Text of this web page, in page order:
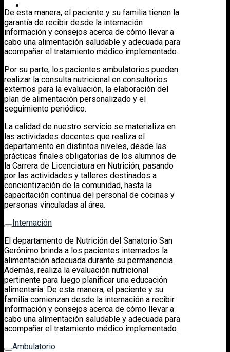
De esta manera, el paciente y su familia tienen la
garantía de recibir desde la internación
información y consejos acerca de cómo llevar a
cabo una alimentación saludable y adecuada para
acompañar el tratamiento médico implementado.
Por su parte, los pacientes ambulatorios pueden
realizar la consulta nutricional en consultorios
externos para la evaluación, la elaboración del
plan de alimentación personalizado y el
seguimiento periódico.
La calidad de nuestro servicio se materializa en
las actividades docentes que realiza el
departamento en distintos niveles, desde las
prácticas finales obligatorias de los alumnos de
la Carrera de Licenciatura en Nutrición, pasando
por las actividades y talleres destinados a
concientización de la comunidad, hasta la
capacitación continua del personal de cocinas y
personas vinculadas al área.
Internación
El departamento de Nutrición del Sanatorio San
Gerónimo brinda a los pacientes internados la
alimentación adecuada durante su permanencia.
Además, realiza la evaluación nutricional
pertinente para luego planificar una educación
alimentaria. De esta manera, el paciente y su
familia comienzan desde la internación a recibir
información y consejos acerca de cómo llevar a
cabo una alimentación saludable y adecuada para
acompañar el tratamiento médico implementado.
Ambulatorio